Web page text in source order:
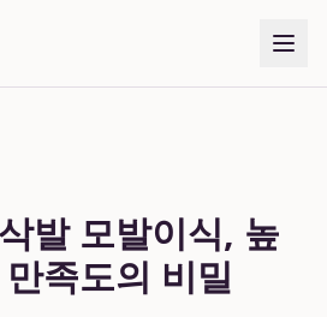
발 모발이식, 높
족도의 비밀